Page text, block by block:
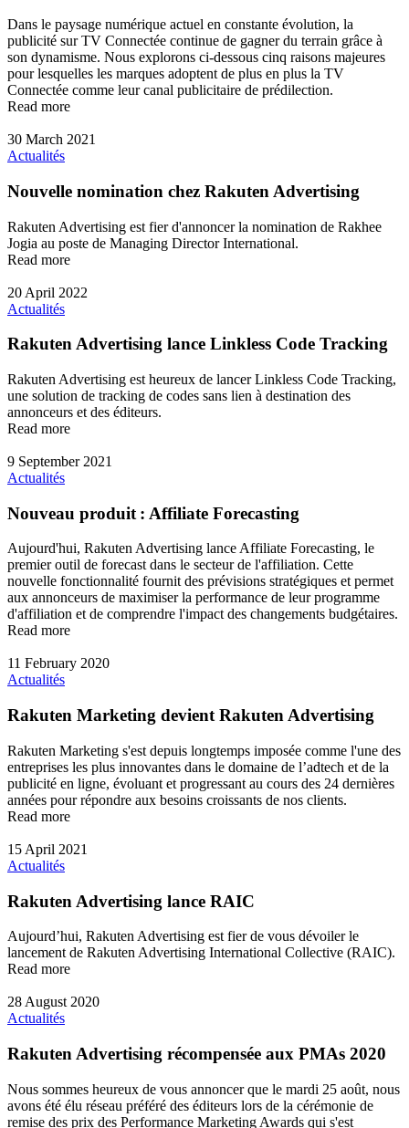
Dans le paysage numérique actuel en constante évolution, la
publicité sur TV Connectée continue de gagner du terrain grâce à
son dynamisme. Nous explorons ci-dessous cinq raisons majeures
pour lesquelles les marques adoptent de plus en plus la TV
Connectée comme leur canal publicitaire de prédilection.
Read more
30 March 2021
Actualités
Nouvelle nomination chez Rakuten Advertising
Rakuten Advertising est fier d'annoncer la nomination de Rakhee
Jogia au poste de Managing Director International.
Read more
20 April 2022
Actualités
Rakuten Advertising lance Linkless Code Tracking
Rakuten Advertising est heureux de lancer Linkless Code Tracking,
une solution de tracking de codes sans lien à destination des
annonceurs et des éditeurs.
Read more
9 September 2021
Actualités
Nouveau produit : Affiliate Forecasting
Aujourd'hui, Rakuten Advertising lance Affiliate Forecasting, le
premier outil de forecast dans le secteur de l'affiliation. Cette
nouvelle fonctionnalité fournit des prévisions stratégiques et permet
aux annonceurs de maximiser la performance de leur programme
d'affiliation et de comprendre l'impact des changements budgétaires.
Read more
11 February 2020
Actualités
Rakuten Marketing devient Rakuten Advertising
Rakuten Marketing s'est depuis longtemps imposée comme l'une des
entreprises les plus innovantes dans le domaine de l’adtech et de la
publicité en ligne, évoluant et progressant au cours des 24 dernières
années pour répondre aux besoins croissants de nos clients.
Read more
15 April 2021
Actualités
Rakuten Advertising lance RAIC
Aujourd’hui, Rakuten Advertising est fier de vous dévoiler le
lancement de Rakuten Advertising International Collective (RAIC).
Read more
28 August 2020
Actualités
Rakuten Advertising récompensée aux PMAs 2020
Nous sommes heureux de vous annoncer que le mardi 25 août, nous
avons été élu réseau préféré des éditeurs lors de la cérémonie de
remise des prix des Performance Marketing Awards qui s'est